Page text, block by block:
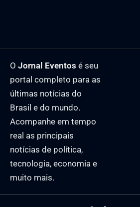
O Jornal Eventos é seu
portal completo para as
últimas notícias do
Brasil e do mundo.
Acompanhe em tempo
real as principais
notícias de política,
tecnologia, economia e
muito mais.